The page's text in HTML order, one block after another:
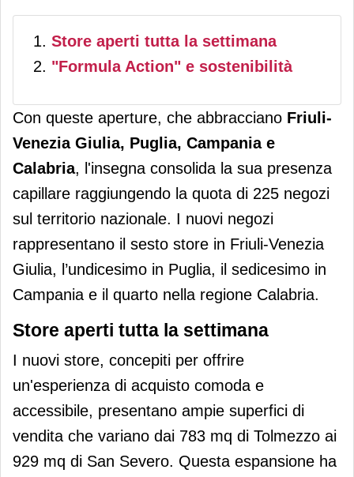
Store aperti tutta la settimana
"Formula Action" e sostenibilità
Con queste aperture, che abbracciano Friuli-
Venezia Giulia, Puglia, Campania e
Calabria, l'insegna consolida la sua presenza
capillare raggiungendo la quota di 225 negozi
sul territorio nazionale. I nuovi negozi
rappresentano il sesto store in Friuli-Venezia
Giulia, l’undicesimo in Puglia, il sedicesimo in
Campania e il quarto nella regione Calabria.
Store aperti tutta la settimana
I nuovi store, concepiti per offrire
un'esperienza di acquisto comoda e
accessibile, presentano ampie superfici di
vendita che variano dai 783 mq di Tolmezzo ai
929 mq di San Severo. Questa espansione ha